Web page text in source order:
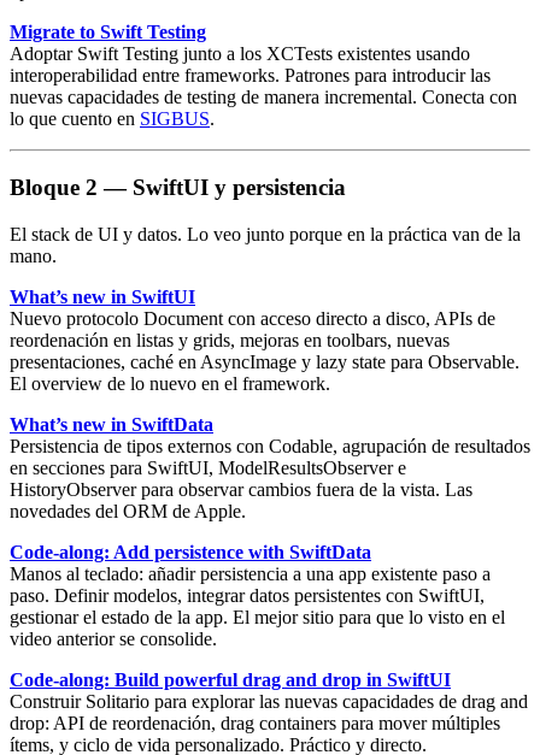
Migrate to Swift Testing
Adoptar Swift Testing junto a los XCTests existentes usando
interoperabilidad entre frameworks. Patrones para introducir las
nuevas capacidades de testing de manera incremental. Conecta con
lo que cuento en SIGBUS.
Bloque 2 — SwiftUI y persistencia
El stack de UI y datos. Lo veo junto porque en la práctica van de la
mano.
What’s new in SwiftUI
Nuevo protocolo Document con acceso directo a disco, APIs de
reordenación en listas y grids, mejoras en toolbars, nuevas
presentaciones, caché en AsyncImage y lazy state para Observable.
El overview de lo nuevo en el framework.
What’s new in SwiftData
Persistencia de tipos externos con Codable, agrupación de resultados
en secciones para SwiftUI, ModelResultsObservere
HistoryObserverpara observar cambios fuera de la vista. Las
novedades del ORM de Apple.
Code-along: Add persistence with SwiftData
Manos al teclado: añadirpersistencia a una app existente paso a
paso. Definir modelos, integrar datos persistentes con SwiftUI,
gestionar el estado de la app. El mejor sitio para que lo visto en el
video anterior se consolide.
Code-along: Build powerful drag and drop in SwiftUI
Construir Solitario para explorar las nuevas capacidades de drag and
drop: API de reordenación, drag containers para mover múltiples
ítems, y ciclo de vida personalizado. Práctico y directo.